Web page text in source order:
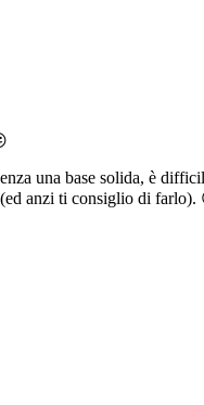
una base solida, è
(ed anzi ti consiglio di farlo).